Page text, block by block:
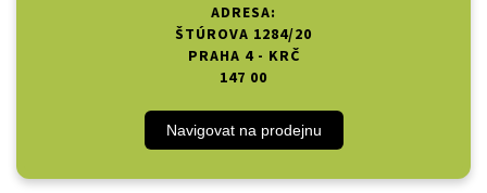
ADRESA:
ŠTÚROVA 1284/20
PRAHA 4 - KRČ
147 00
Navigovat na prodejnu